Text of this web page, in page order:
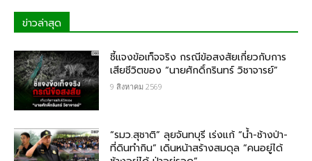
ข่าวล่าสุด
ชี้แจงข้อเท็จจริง กรณีข้อสงสัยเกี่ยวกับการ
เสียชีวิตของ “นายศักดิ์กรินทร์ วิชาจารย์”
9 สิงหาคม 2569
“รมว.สุชาติ” ลุยจันทบุรี เร่งแก้ “น้ำ-ช้างป่า-
ที่ดินทำกิน” เดินหน้าสร้างสมดุล “คนอยู่ได้